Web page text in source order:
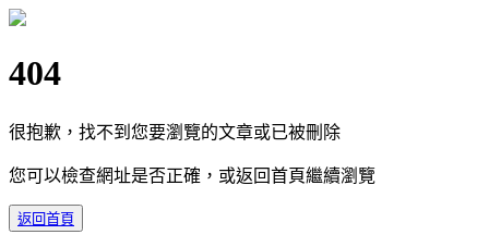
404
很抱歉，找不到您要瀏覽的文章或已被刪除
您可以檢查網址是否正確，或返回首頁繼續瀏覽
返回首頁